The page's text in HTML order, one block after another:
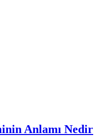
Anlamı Nedir